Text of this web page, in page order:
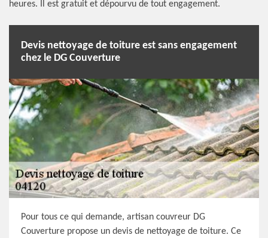
heures. Il est gratuit et dépourvu de tout engagement.
Devis nettoyage de toiture est sans engagement
chez le DG Couverture
Pour tous ce qui demande, artisan couvreur DG
Couverture propose un devis de nettoyage de toiture. Ce